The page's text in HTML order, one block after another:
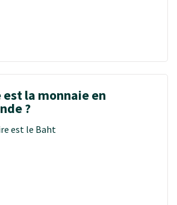
est la monnaie en
?
est le Baht